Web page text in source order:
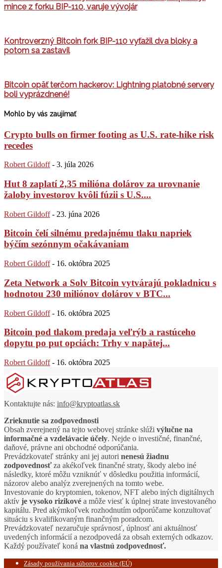
mince z forku BIP-110, varuje vývojár
Kontroverzný Bitcoin fork BIP-110 vyťažil dva bloky a
potom sa zastavil
Bitcoin opäť terčom hackerov: Lightning platobné servery
boli vyprázdnené!
Mohlo by vás zaujímať
Crypto bulls on firmer footing as U.S. rate-hike risk
recedes
Robert Gildoff - 3. júla 2026
Hut 8 zaplatí 2,35 milióna dolárov za urovnanie
žaloby investorov kvôli fúzii s U.S....
Robert Gildoff - 23. júna 2026
Bitcoin čelí silnému predajnému tlaku napriek
býčím sezónnym očakávaniam
Robert Gildoff - 16. októbra 2025
Zeta Network a Solv Bitcoin vytvárajú pokladnicu s
hodnotou 230 miliónov dolárov v BTC...
Robert Gildoff - 16. októbra 2025
Bitcoin pod tlakom predaja veľrýb a rastúceho
dopytu po put opciách: Trhy v napätej...
Robert Gildoff - 16. októbra 2025
Kontaktujte nás: info@kryptoatlas.sk
Zrieknutie sa zodpovednosti
Obsah zverejnený na tejto webovej stránke slúži výlučne na
informačné a vzdelávacie účely. Nejde o investičné, finančné,
daňové, právne ani obchodné odporúčania.
Prevádzkovateľ stránky ani jej autori nenesú žiadnu
zodpovednosťza akékoľvek finančné straty, škody alebo iné
následky, ktoré môžu vzniknúť v dôsledku použitia informácií,
názorov alebo analýz zverejnených na tomto webe.
Investovanie do kryptomien, tokenov, NFT alebo iných digitálnych
aktív je vysoko rizikové a môže viesť k úplnej strate investovaného
kapitálu. Pred akýmkoľvek rozhodnutím odporúčame konzultovať
situáciu s kvalifikovaným finančným poradcom.
Prevádzkovateľ nezaručuje správnosť, úplnosť ani aktuálnosť
uvedených informácií a nezodpovedá za obsah externých odkazov.
Každý používateľ koná na vlastnú zodpovednosť.
Zásady používania súborov cookie (EÚ)